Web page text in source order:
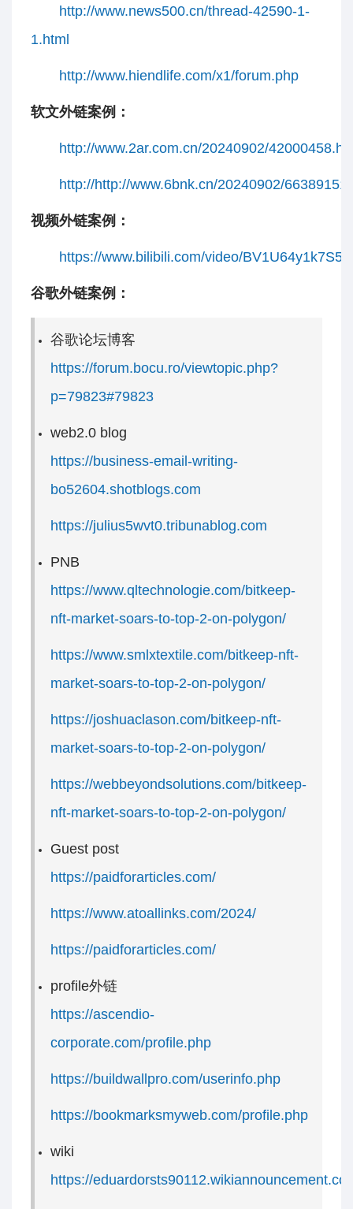
http://www.news500.cn/thread-42590-1-
1.html
http://www.hiendlife.com/x1/forum.php
软文外链案例：
http://www.2ar.com.cn/20240902/
http://http://www.6bnk.cn/20240902/
视频外链案例：
https://www.bilibili.com/video/BV1U64y1k7S5
谷歌外链案例：
谷歌论坛博客
https://forum.bocu.ro/viewtopic.php?
p=79823#79823
web2.0 blog
https://business-email-writing-
bo52604.shotblogs.com
https://julius5wvt0.tribunablog.com
PNB
https://www.qltechnologie.com/bitkeep-
nft-market-soars-to-top-2-on-polygon/
https://www.smlxtextile.com/bitkeep-nft-
market-soars-to-top-2-on-polygon/
https://joshuaclason.com/bitkeep-nft-
market-soars-to-top-2-on-polygon/
https://webbeyondsolutions.com/bitkeep-
nft-market-soars-to-top-2-on-polygon/
Guest post
https://paidforarticles.com/
https://www.atoallinks.com/2024/
https://paidforarticles.com/
profile外链
https://ascendio-
corporate.com/profile.php
https://buildwallpro.com/userinfo.php
https://bookmarksmyweb.com/profile.php
wiki
https://